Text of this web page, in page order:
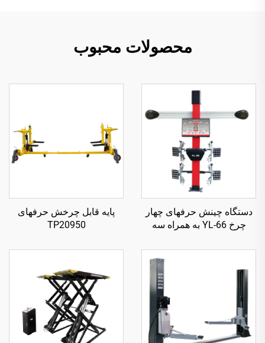
محصولات محبوب
دستگاه چینش حرفهای چهار
چرخ YL-66 به همراه سه
پایه قابل چرخش حرفهای
TP20950